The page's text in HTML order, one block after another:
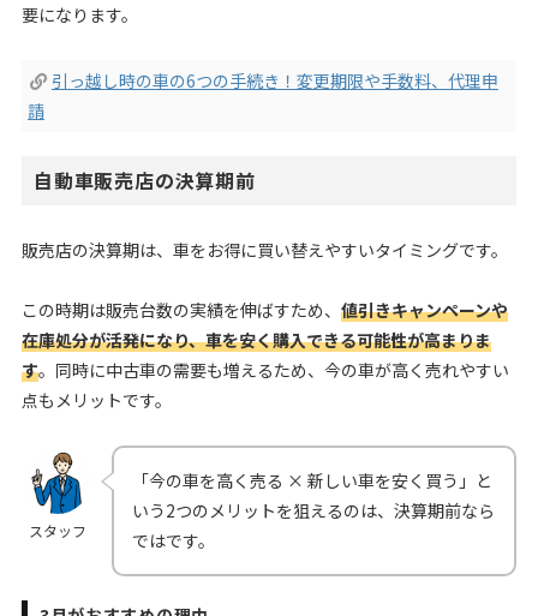
要になります。
引っ越し時の車の6つの手続き！変更期限や手数料、代理申
請
自動車販売店の決算期前
販売店の決算期は、車をお得に買い替えやすいタイミングです。
この時期は販売台数の実績を伸ばすため、 値引きキャンペーンや
在庫処分が活発になり、車を安く購入できる可能性が高まりま
す。同時に中古車の需要も増えるため、今の車が高く売れやすい
点もメリットです。
スタッフ
「今の車を高く売る × 新しい車を安く買う」と
いう2つのメリットを狙えるのは、決算期前なら
ではです。